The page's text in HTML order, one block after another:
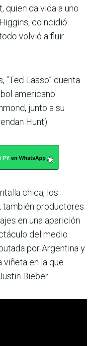
quien da vida a uno
coincidió:
volvió a fluir
“Ted Lasso” cuenta
americano
junto a su
Hunt).
chica, los
también productores
en una aparición
del medio
por Argentina y
viñeta en la que
Bieber.